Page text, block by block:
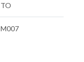
TO
M007